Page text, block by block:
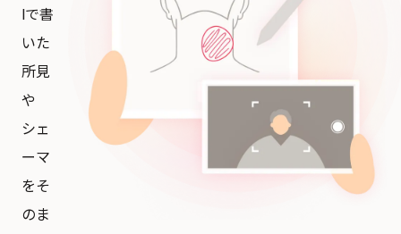
lで書
いた
所見
や
シェ
ーマ
をそ
のま